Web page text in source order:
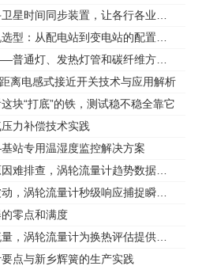
离电感式接近开关技术与应用解析
块“打底”的铁，测试稳不稳全靠它
力补偿技术实践
站专用温湿度监控解决方案
零点和满度
点与新乡辉簧的生产实践